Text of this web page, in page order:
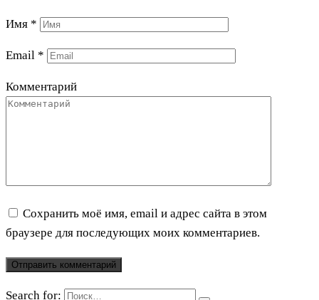
Имя *
Email *
Комментарий
Сохранить моё имя, email и адрес сайта в этом
браузере для последующих моих комментариев.
Search for: